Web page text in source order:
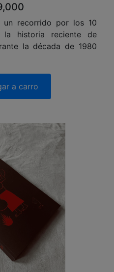
un recorrido por los 10
historia reciente de
la década de 1980
a carro